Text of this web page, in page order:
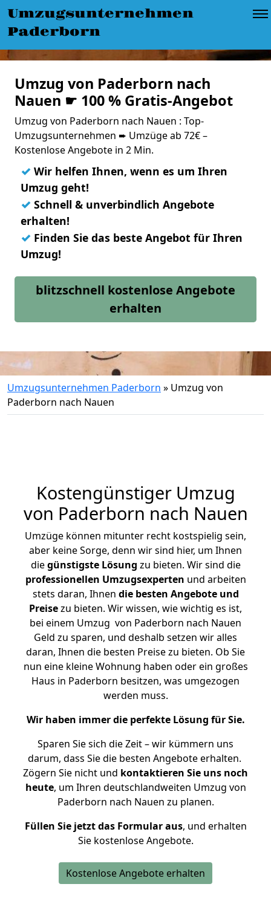
Umzugsunternehmen
Paderborn
Umzug von Paderborn nach
Nauen ☛ 100 % Gratis-Angebot
Umzug von Paderborn nach Nauen : Top-
Umzugsunternehmen ➨ Umzüge ab 72€ –
Kostenlose Angebote in 2 Min.
✓ Wir helfen Ihnen, wenn es um Ihren
Umzug geht!
✓ Schnell & unverbindlich Angebote
erhalten!
✓ Finden Sie das beste Angebot für Ihren
Umzug!
blitzschnell kostenlose Angebote
erhalten
Umzugsunternehmen Paderborn » Umzug von
Paderborn nach Nauen
Kostengünstiger Umzug
von Paderborn nach Nauen
Umzüge können mitunter recht kostspielig sein,
aber keine Sorge, denn wir sind hier, um Ihnen
diegünstigste Lösung zu bieten. Wir sind die
professionellen Umzugsexperten und arbeiten
stets daran, Ihnen die besten Angebote und
Preisezu bieten. Wir wissen, wie wichtig es ist,
bei einem Umzug von Paderborn nach Nauen
Geld zu sparen, und deshalb setzen wir alles
daran, Ihnen die besten Preise zu bieten. Ob Sie
nun eine kleine Wohnung haben oder ein großes
Haus in Paderborn besitzen, was umgezogen
werden muss.
Wir haben immer die perfekte Lösung für Sie.
Sparen Sie sich die Zeit – wir kümmern uns
darum, dass Sie die besten Angebote erhalten.
Zögern Sie nicht und kontaktieren Sie uns noch
heute, um Ihren deutschlandweiten Umzug von
Paderborn nach Nauen zu planen.
Füllen Sie jetzt das Formular aus, und erhalten
Sie kostenlose Angebote.
Kostenlose Angebote erhalten